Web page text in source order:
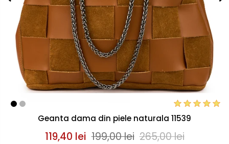
Geanta dama din piele naturala 11539
119,40 lei 199,00 lei 265,00 lei